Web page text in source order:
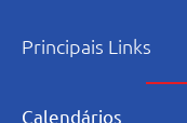
Principais Links
Calendários